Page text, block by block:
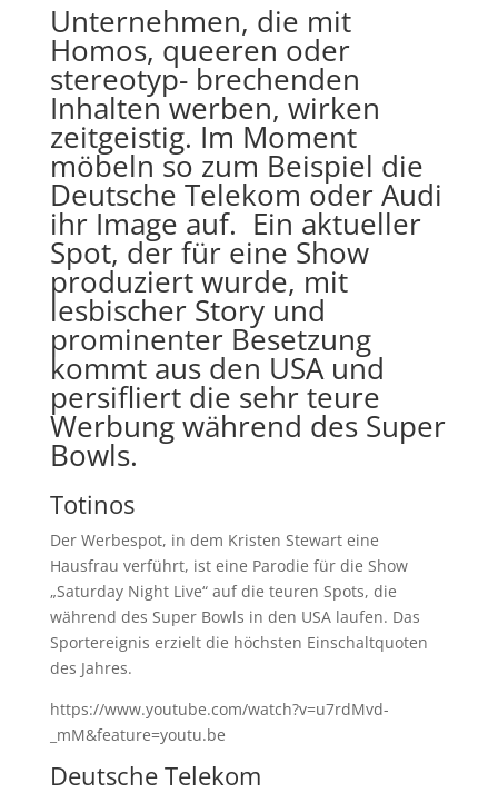
Unternehmen, die mit
Homos, queeren oder
stereotyp- brechenden
Inhalten werben, wirken
zeitgeistig. Im Moment
möbeln so zum Beispiel die
Deutsche Telekom oder Audi
ihr Image auf. Ein aktueller
Spot, der für eine Show
produziert wurde, mit
lesbischer Story und
prominenter Besetzung
kommt aus den USA und
persifliert die sehr teure
Werbung während des Super
Bowls.
Totinos
Der Werbespot, in dem Kristen Stewart eine
Hausfrau verführt, ist eine Parodie für die Show
„Saturday Night Live“ auf die teuren Spots, die
während des Super Bowls in den USA laufen. Das
Sportereignis erzielt die höchsten Einschaltquoten
des Jahres.
https://www.youtube.com/watch?v=u7rdMvd-
_mM&feature=youtu.be
Deutsche Telekom